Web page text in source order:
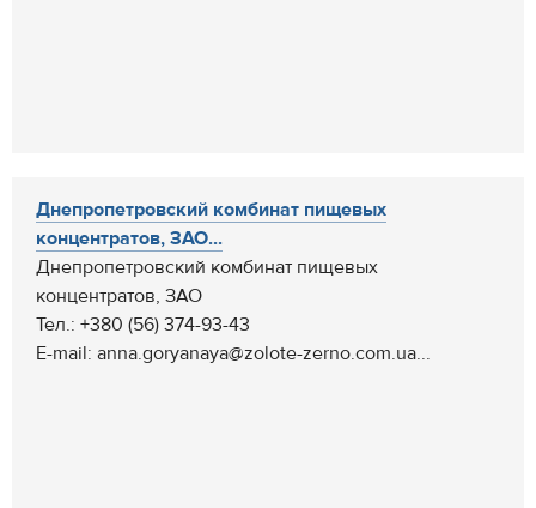
Днепропетровский комбинат пищевых
концентратов, ЗАО...
Днепропетровский комбинат пищевых
концентратов, ЗАО
Тел.: +380 (56) 374-93-43
E-mail: anna.goryanaya@zolote-zerno.com.ua...